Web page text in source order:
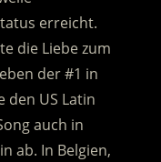
erreicht.
die Liebe zum
der #1 in
den US Latin
auch in
ab. In Belgien,